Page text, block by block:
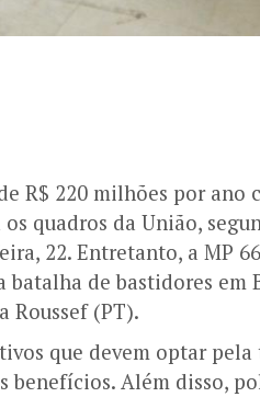
R$ 220 milhões por ano
quadros da União,
22. Entretanto, a MP
batalha de bastidores
Roussef (PT).
que devem optar
benefícios. Além disso,